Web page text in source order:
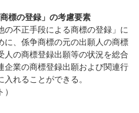
標の登録」の考慮要素
の不正手段による商標の登録」に
に、係争商標の元の出願人の商標
人の商標登録出願等の状況を総合
企業の商標登録出願および関連行
れることができる。